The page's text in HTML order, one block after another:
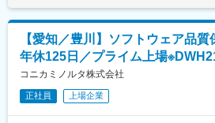
・上場企業としての規模はありつつ
め、自ら動けばその分だけ成果と成
■職務詳細：
・社内業務および既存システムの現状
・改善・最適化に向けたTo-Be像の構
・DX推進施策の企画立案、関係部門
【愛知／豊川】ソフトウェア品
年休125日／プライム上場
コニカミノルタ株式会社
正社員 上場企業